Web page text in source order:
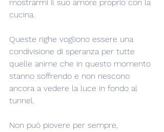
mostrarmi il suo amore proprio con la
cucina.
Queste righe vogliono essere una
condivisione di speranza per tutte
quelle anime che in questo momento
stanno soffrendo e non riescono
ancora a vedere la luce in fondo al
tunnel.
Non può piovere per sempre,